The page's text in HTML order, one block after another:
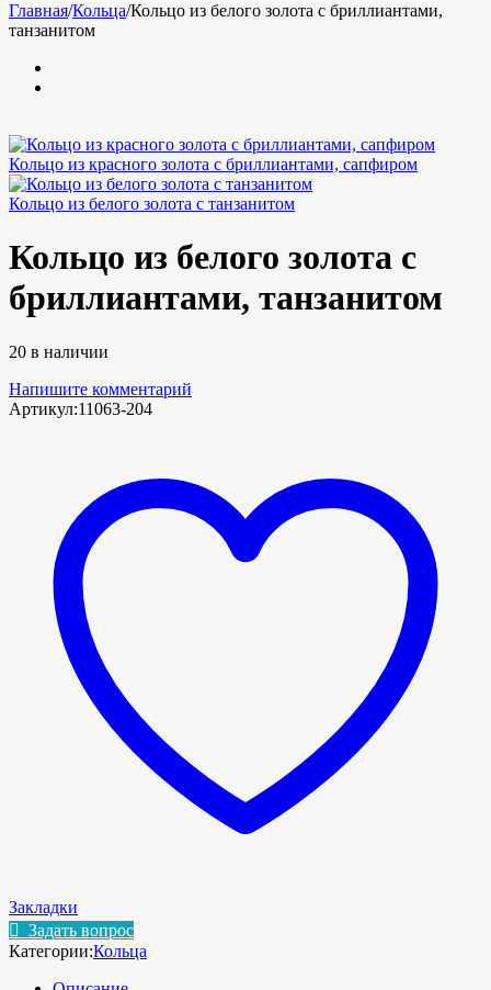
Главная/Кольца/Кольцо из белого золота с бриллиантами,
танзанитом
Кольцо из красного золота с бриллиантами, сапфиром
Кольцо из белого золота с танзанитом
Кольцо из белого золота с
бриллиантами, танзанитом
20 в наличии
Напишите комментарий
Артикул:11063-204
Закладки
Задать вопрос
Категории:Кольца